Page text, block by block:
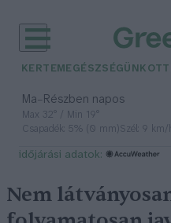
KERTEM EGÉSZSÉGÜNK
Ma– Részben napos
Max 32° / Min 19°
Csapadék: 5% (0 mm)Szél: 9 km/
időjárási adatok:
Nem